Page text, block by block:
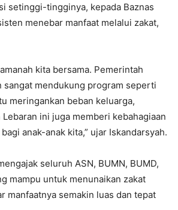
setinggi-tingginya, kepada Baznas
menebar manfaat melalui zakat,
kita bersama. Pemerintah
sangat mendukung program seperti
meringankan beban keluarga,
ini juga memberi kebahagiaan
anak-anak kita,” ujar Iskandarsyah.
seluruh ASN, BUMN, BUMD,
mampu untuk menunaikan zakat
manfaatnya semakin luas dan tepat